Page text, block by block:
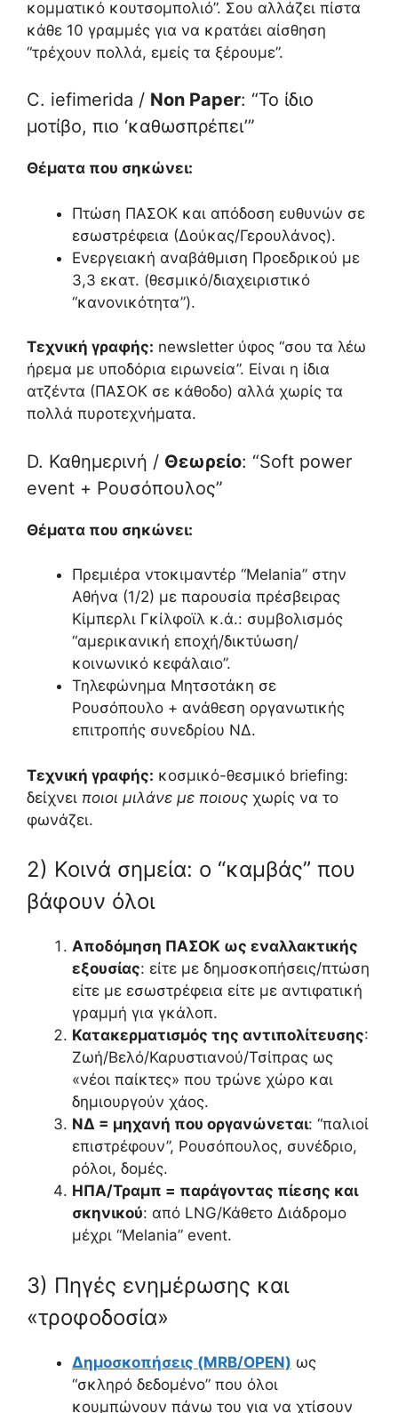
κομματικό κουτσομπολιό”. Σου αλλάζει πίστα
κάθε 10 γραμμές για να κρατάει αίσθηση
“τρέχουν πολλά, εμείς τα ξέρουμε”.
C. iefimerida / Non Paper: “Το ίδιο
μοτίβο, πιο ‘καθωσπρέπει’”
Θέματα που σηκώνει:
Πτώση ΠΑΣΟΚ και απόδοση ευθυνών σε
εσωστρέφεια (Δούκας/Γερουλάνος).
Ενεργειακή αναβάθμιση Προεδρικού με
3,3 εκατ. (θεσμικό/διαχειριστικό
“κανονικότητα”).
Τεχνική γραφής: newsletter ύφος “σου τα λέω
ήρεμα με υποδόρια ειρωνεία”. Είναι η ίδια
ατζέντα (ΠΑΣΟΚ σε κάθοδο) αλλά χωρίς τα
πολλά πυροτεχνήματα.
D. Καθημερινή / Θεωρείο: “Soft power
event + Ρουσόπουλος”
Θέματα που σηκώνει:
Πρεμιέρα ντοκιμαντέρ “Melania” στην
Αθήνα (1/2) με παρουσία πρέσβειρας
Κίμπερλι Γκίλφοϊλ κ.ά.: συμβολισμός
“αμερικανική εποχή/δικτύωση/
κοινωνικό κεφάλαιο”.
Τηλεφώνημα Μητσοτάκη σε
Ρουσόπουλο + ανάθεση οργανωτικής
επιτροπής συνεδρίου ΝΔ.
Τεχνική γραφής: κοσμικό-θεσμικό briefing:
δείχνει ποιοι μιλάνε με ποιους χωρίς να το
φωνάζει.
2) Κοινά σημεία: ο “καμβάς” που
βάφουν όλοι
Αποδόμηση ΠΑΣΟΚ ως εναλλακτικής
εξουσίας: είτε με δημοσκοπήσεις/πτώση
είτε με εσωστρέφεια είτε με αντιφατική
γραμμή για γκάλοπ.
Κατακερματισμός της αντιπολίτευσης:
Ζωή/Βελό/Καρυστιανού/Τσίπρας ως
«νέοι παίκτες» που τρώνε χώρο και
δημιουργούν χάος.
ΝΔ = μηχανή που οργανώνεται: “παλιοί
επιστρέφουν”, Ρουσόπουλος, συνέδριο,
ρόλοι, δομές.
ΗΠΑ/Τραμπ = παράγοντας πίεσης και
σκηνικού: από LNG/Κάθετο Διάδρομο
μέχρι “Melania” event.
3) Πηγές ενημέρωσης και
«τροφοδοσία»
Δημοσκοπήσεις (MRB/OPEN) ως
“σκληρό δεδομένο” που όλοι
κουμπώνουν πάνω του για να χτίσουν